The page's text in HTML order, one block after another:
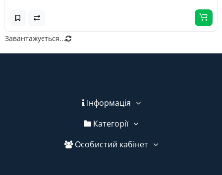
Завантажується...
Інформація
Категорії
Особистий кабінет